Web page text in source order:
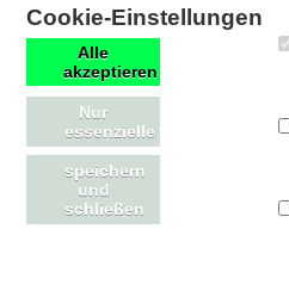
Action mit Strategie: Du
dich zuerst auf das
Mehr über Starblast.io
Star Legends
Cookie-Einstellungen
Alle
akzeptieren
Nur
essenzielle
speichern
und
schließen